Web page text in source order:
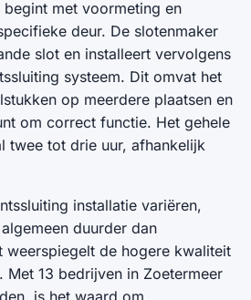
met voormeting en
deur. De slotenmaker
slot en installeert vervolgens
systeem. Dit omvat het
op meerdere plaatsen en
om correct functie. Het gehele
twee tot drie uur, afhankelijk
installatie variëren,
duurder dan
weerspiegelt de hogere kwaliteit
Met 13 bedrijven in Zoetermeer
is het waard om